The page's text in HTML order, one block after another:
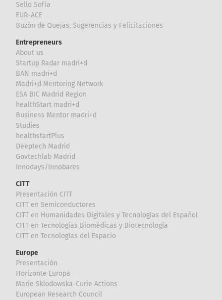
Sello Sofía
EUR-ACE
Buzón de Quejas, Sugerencias y Felicitaciones
Entrepreneurs
About us
Startup Radar madri+d
BAN madri+d
Madri+d Mentoring Network
ESA BIC Madrid Region
healthStart madri+d
Business Mentor madri+d
Studies
healthstartPlus
Deeptech Madrid
Govtechlab Madrid
Innodays/Innobares
CITT
Presentación CITT
CITT en Semiconductores
CITT en Humanidades Digitales y Tecnologías del Español
CITT en Tecnologías Biomédicas y Biotecnología
CITT en Tecnologías del Espacio
Europe
Presentación
Horizonte Europa
Marie Sklodowska-Curie Actions
European Research Council